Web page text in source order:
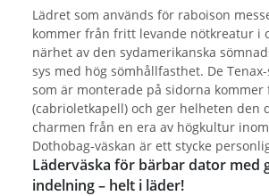
Lädret som används för raboison
kommer från fritt levande nötkreatur i
närhet av den sydamerikanska
sys med hög sömhållfasthet. De
som är monterade på sidorna
(cabrioletkapell) och ger helheten den
charmen från en era av högkultur
Dothobag-väskan är ett stycke
Läderväska för bärbar dator med
indelning – helt i läder!